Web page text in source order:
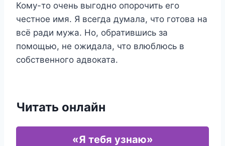
Кому-то очень выгодно опорочить его
честное имя. Я всегда думала, что готова на
всё ради мужа. Но, обратившись за
помощью, не ожидала, что влюблюсь в
собственного адвоката.
Читать онлайн
«Я тебя узнаю»